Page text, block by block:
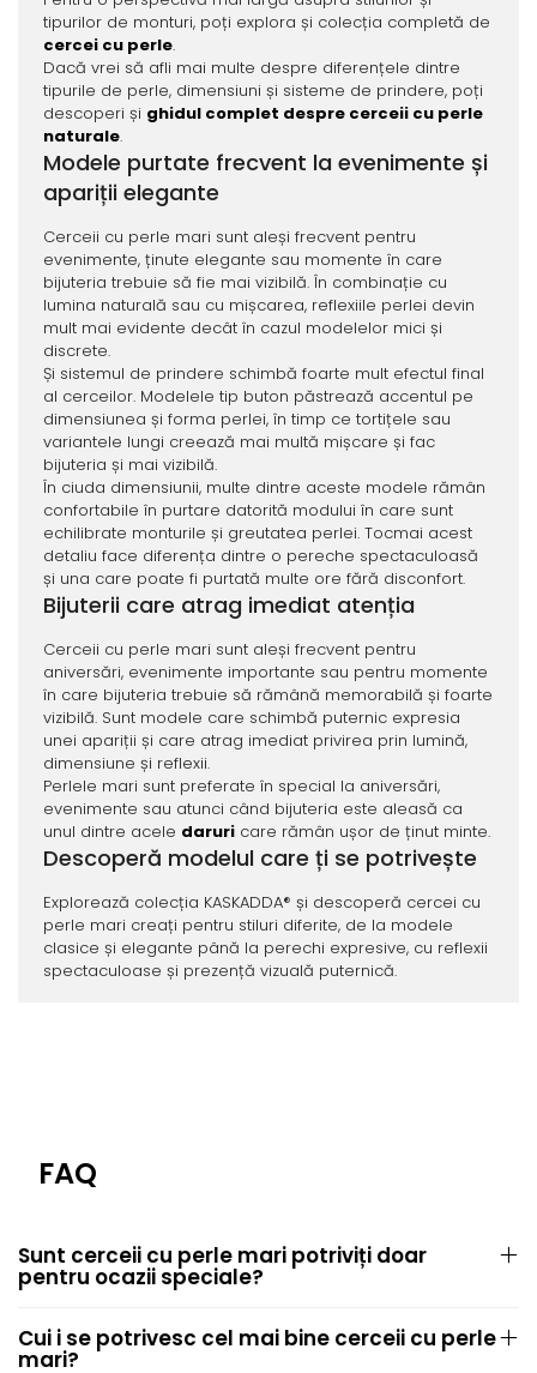
tipurilor de monturi, poți explora și colecția completă de
cercei cu perle.
Dacă vrei să afli mai multe despre diferențele dintre
tipurile de perle, dimensiuni și sisteme de prindere, poți
descoperi și ghidul complet despre cerceii cu perle
naturale.
Modele purtate frecvent la evenimente și
apariții elegante
Cerceii cu perle mari sunt aleși frecvent pentru
evenimente, ținute elegante sau momente în care
bijuteria trebuie să fie mai vizibilă. În combinație cu
lumina naturală sau cu mișcarea, reflexiile perlei devin
mult mai evidente decât în cazul modelelor mici și
discrete.
Și sistemul de prindere schimbă foarte mult efectul final
al cerceilor. Modelele tip buton păstrează accentul pe
dimensiunea și forma perlei, în timp ce tortițele sau
variantele lungi creează mai multă mișcare și fac
bijuteria și mai vizibilă.
În ciuda dimensiunii, multe dintre aceste modele rămân
confortabile în purtare datorită modului în care sunt
echilibrate monturile și greutatea perlei. Tocmai acest
detaliu face diferența dintre o pereche spectaculoasă
și una care poate fi purtată multe ore fără disconfort.
Bijuterii care atrag imediat atenția
Cerceii cu perle mari sunt aleși frecvent pentru
aniversări, evenimente importante sau pentru momente
în care bijuteria trebuie să rămână memorabilă și foarte
vizibilă. Sunt modele care schimbă puternic expresia
unei apariții și care atrag imediat privirea prin lumină,
dimensiune și reflexii.
Perlele mari sunt preferate în special la aniversări,
evenimente sau atunci când bijuteria este aleasă ca
unul dintre acele daruricare rămân ușor de ținut minte.
Descoperă modelul care ți se potrivește
Explorează colecția KASKADDA® și descoperă cercei cu
perle mari creați pentru stiluri diferite, de la modele
clasice și elegante până la perechi expresive, cu reflexii
spectaculoase și prezență vizuală puternică.
FAQ
Sunt cerceii cu perle mari potriviți doar
pentru ocazii speciale?
Cui i se potrivesc cel mai bine cerceii cu perle
mari?